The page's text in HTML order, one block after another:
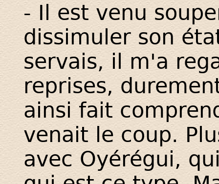
- Il est venu
dissimuler son
servais, il m'a
reprises,
ainsi fait
venait le coup.
avec Oyérégui,